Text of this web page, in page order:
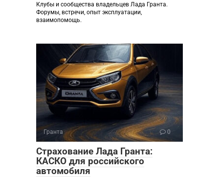
Клубы и сообщества владельцев Лада Гранта.
Форумы, встречи, опыт эксплуатации,
взаимопомощь.
Гранта 0
Страхование Лада Гранта:
КАСКО для российского
автомобиля